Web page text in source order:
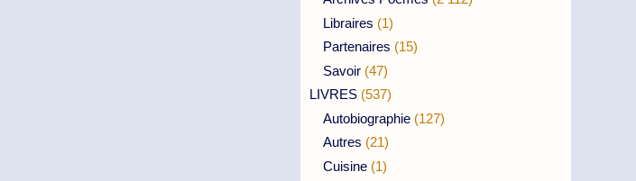
Libraires (1)
Partenaires (15)
Savoir (47)
LIVRES (537)
Autobiographie (127)
Autres (21)
Cuisine (1)